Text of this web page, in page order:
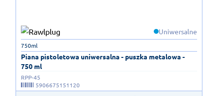
Uniwersalne
Piana pistoletowa uniwersalna - puszka metalowa -
750 ml
750ml
RPP-45
5906675151120